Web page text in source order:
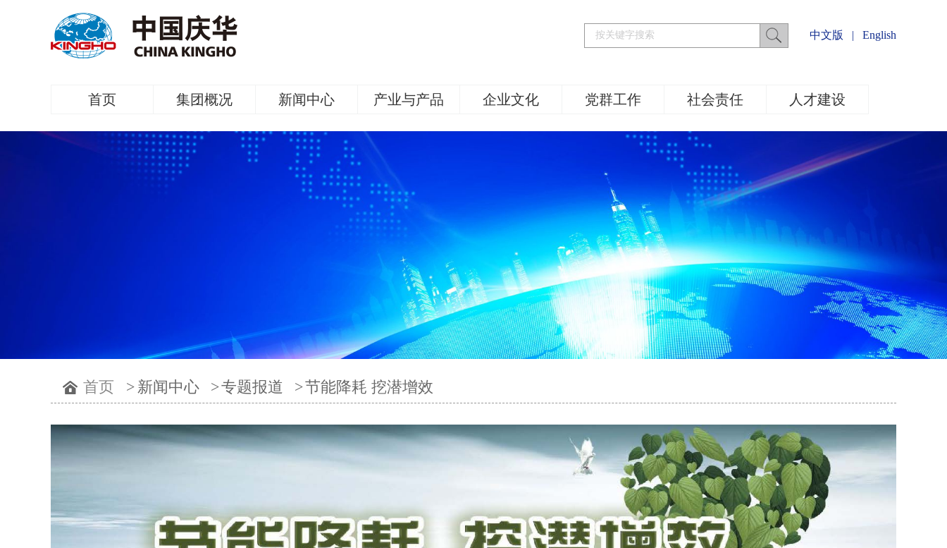
中文版 | English
首页 集团概况 新闻中心 产业与产品 企业文化 党群工作 社会责任 人才建设
首页 > 新闻中心 >专题报道 >节能降耗 挖潜增效